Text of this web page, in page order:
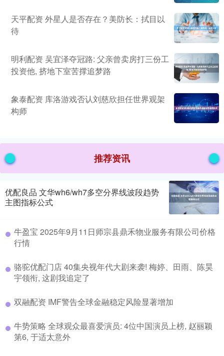
天平配资 外星人是否存在？美防长：拭目以
待
明利配资 吴宜泽夺冠路: 父亲曾卖房打三份工
投资他, 挤地下室苦撑追梦路
象泰配资 库洛游戏否认刘慈欣担任世界观架
构师
推荐资讯
优配良品 文华wh6/wh7多空分界线波段趋势
主图指标公式
牛盈宝 2025年9月11日师宗县鼎禾物业服务有限公司价格
行情
骆驼优配门店 40集央视年代大剧来袭! 梅婷、田雨、陈昊
宇领衔, 这剧我追定了
双融配资 IMF警告全球金融稳定风险显著增加
牛势策略 全球观众最喜爱演员: 4位中国演员上榜, 赵丽颖
第6, 于适太意外